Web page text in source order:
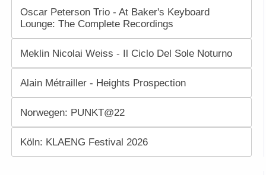
Oscar Peterson Trio - At Baker's Keyboard
Lounge: The Complete Recordings
Meklin Nicolai Weiss - Il Ciclo Del Sole Noturno
Alain Métrailler - Heights Prospection
Norwegen: PUNKT@22
Köln: KLAENG Festival 2026